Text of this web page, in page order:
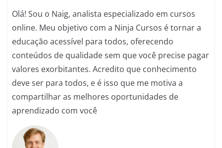
Olá! Sou o Naig, analista especializado em cursos
online. Meu objetivo com a Ninja Cursos é tornar a
educação acessível para todos, oferecendo
conteúdos de qualidade sem que você precise pagar
valores exorbitantes. Acredito que conhecimento
deve ser para todos, e é isso que me motiva a
compartilhar as melhores oportunidades de
aprendizado com você